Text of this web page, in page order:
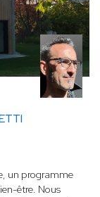
un programme
être. Nous